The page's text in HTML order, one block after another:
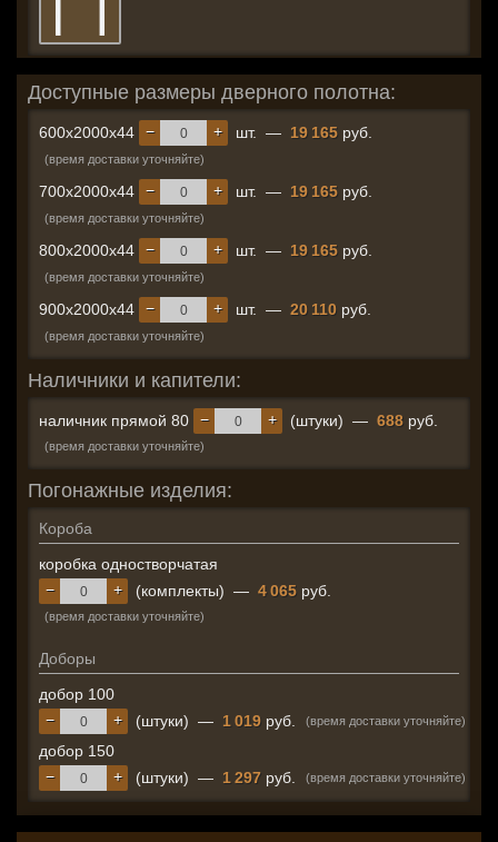
Доступные размеры дверного полотна:
600x2000x44 +
− шт. — 19 165 руб.
(время доставки уточняйте)
700x2000x44 +
− шт. — 19 165 руб.
(время доставки уточняйте)
800x2000x44 +
− шт. — 19 165 руб.
(время доставки уточняйте)
900x2000x44 +
− шт. — 20 110 руб.
(время доставки уточняйте)
Наличники и капители:
наличник прямой 80 +
− (штуки) — 688 руб.
(время доставки уточняйте)
Погонажные изделия:
Короба
коробка одностворчатая
+
− (комплекты) — 4 065 руб.
(время доставки уточняйте)
Доборы
добор 100
+
− (штуки) — 1 019 руб. (время доставки уточняйте)
добор 150
+
− (штуки) — 1 297 руб. (время доставки уточняйте)